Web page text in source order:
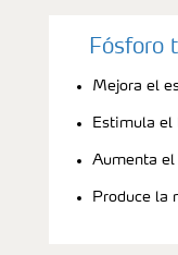
Fósforo
Mejora el
Estimula el
Aumenta
Produce la